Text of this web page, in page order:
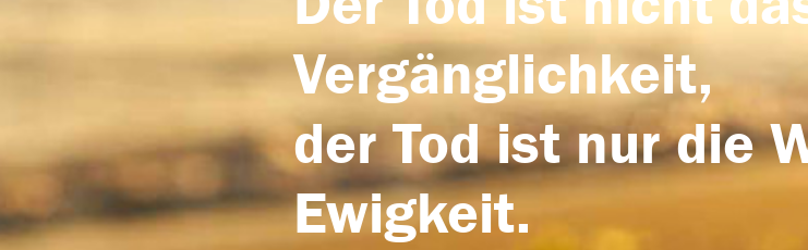
Vergänglichkeit,
der Tod ist nur die
Ewigkeit.